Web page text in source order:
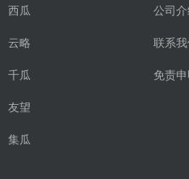
西瓜
云略
千瓜
友望
集瓜
公司
联系
免责